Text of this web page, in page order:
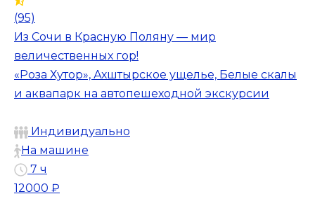
(95)
Из Сочи в Красную Поляну — мир
величественных гор!
«Роза Хутор», Ахштырское ущелье, Белые скалы
и аквапарк на автопешеходной экскурсии
Индивидуально
На машине
7 ч
12000 ₽